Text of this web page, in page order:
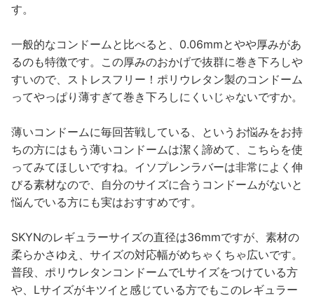
す。
一般的なコンドームと比べると、0.06mmとやや厚みがあ
るのも特徴です。この厚みのおかげで抜群に巻き下ろしや
すいので、ストレスフリー！ポリウレタン製のコンドーム
ってやっぱり薄すぎて巻き下ろしにくいじゃないですか。
薄いコンドームに毎回苦戦している、というお悩みをお持
ちの方にはもう薄いコンドームは潔く諦めて、こちらを使
ってみてほしいですね。イソプレンラバーは非常によく伸
びる素材なので、自分のサイズに合うコンドームがないと
悩んでいる方にも実はおすすめです。
SKYNのレギュラーサイズの直径は36mmですが、素材の
柔らかさゆえ、サイズの対応幅がめちゃくちゃ広いです。
普段、ポリウレタンコンドームでLサイズをつけている方
や、Lサイズがキツイと感じている方でもこのレギュラー